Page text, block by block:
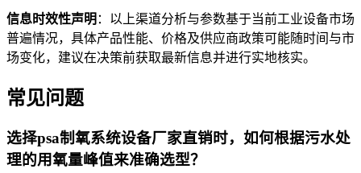
信息时效性声明 ：以上渠道分析与参数基于当前工业设备市场
普遍情况，具体产品性能、价格及供应商政策可能随时间与市
场变化，建议在决策前获取最新信息并进行实地核实。
常见问题
选择psa制氧系统设备厂家直销时，如何根据污水处
理的用氧量峰值来准确选型？